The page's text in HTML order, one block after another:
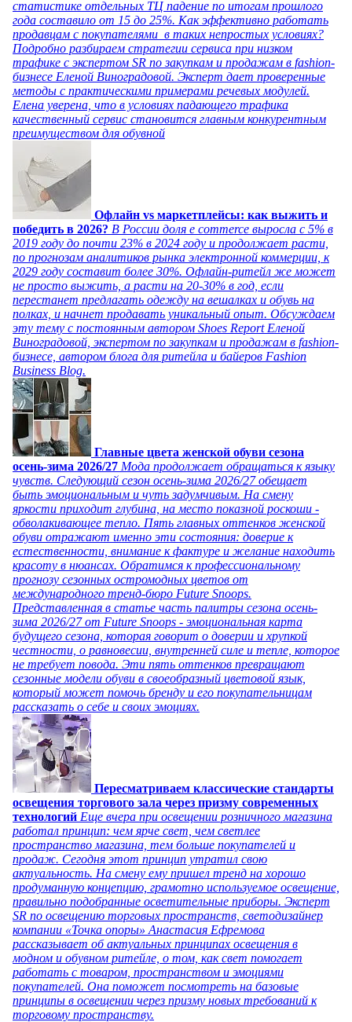
статистике отдельных ТЦ падение по итогам прошлого
года составило от 15 до 25%. Как эффективно работать
продавцам с покупателями в таких непростых условиях?
Подробно разбираем стратегии сервиса при низком
трафике с экспертом SR по закупкам и продажам в fashion-
бизнесе Еленой Виноградовой. Эксперт дает проверенные
методы с практическими примерами речевых модулей.
Елена уверена, что в условиях падающего трафика
качественный сервис становится главным конкурентным
преимуществом для обувной
Офлайн vs маркетплейсы: как выжить и
победить в 2026? В России доля e commerce выросла с 5% в
2019 году до почти 23% в 2024 году и продолжает расти,
по прогнозам аналитиков рынка электронной коммерции, к
2029 году составит более 30%. Офлайн-ритейл же может
не просто выжить, а расти на 20-30% в год, если
перестанет предлагать одежду на вешалках и обувь на
полках, и начнет продавать уникальный опыт. Обсуждаем
эту тему с постоянным автором Shoes Report Еленой
Виноградовой, экспертом по закупкам и продажам в fashion-
бизнесе, автором блога для ритейла и байеров Fashion
Business Blog.
Главные цвета женской обуви сезона
осень-зима 2026/27 Мода продолжает обращаться к языку
чувств. Следующий сезон осень-зима 2026/27 обещает
быть эмоциональным и чуть задумчивым. На смену
яркости приходит глубина, на место показной роскоши -
обволакивающее тепло. Пять главных оттенков женской
обуви отражают именно эти состояния: доверие к
естественности, внимание к фактуре и желание находить
красоту в нюансах. Обратимся к профессиональному
прогнозу сезонных остромодных цветов от
международного тренд-бюро Future Snoops.
Представленная в статье часть палитры сезона осень-
зима 2026/27 от Future Snoops - эмоциональная карта
будущего сезона, которая говорит о доверии и хрупкой
честности, о равновесии, внутренней силе и тепле, которое
не требует повода. Эти пять оттенков превращают
сезонные модели обуви в своеобразный цветовой язык,
который может помочь бренду и его покупательницам
рассказать о себе и своих эмоциях.
Пересматриваем классические стандарты
освещения торгового зала через призму современных
технологий Еще вчера при освещении розничного магазина
работал принцип: чем ярче свет, чем светлее
пространство магазина, тем больше покупателей и
продаж. Сегодня этот принцип утратил свою
актуальность. На смену ему пришел тренд на хорошо
продуманную концепцию, грамотно используемое освещение,
правильно подобранные осветительные приборы. Эксперт
SR по освещению торговых пространств, светодизайнер
компании «Точка опоры» Анастасия Ефремова
рассказывает об актуальных принципах освещения в
модном и обувном ритейле, о том, как свет помогает
работать с товаром, пространством и эмоциями
покупателей. Она поможет посмотреть на базовые
принципы в освещении через призму новых требований к
торговому пространству.